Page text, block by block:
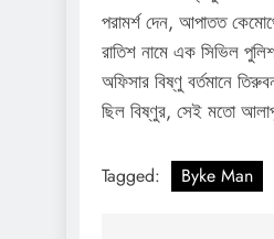
পরামর্শ দেন, আপাতত
রাতিশ নামে এক সিভিল
অফিসার বিষ্ণু বর্তমানে
ছিল বিষ্ণুর, সেই মতো
Tagged: Byke Man